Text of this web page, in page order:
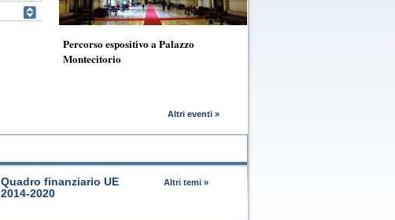
Percorso espositivo a Palazzo
Montecitorio
Altri eventi »
Quadro finanziario UE
2014-2020
Altri temi »